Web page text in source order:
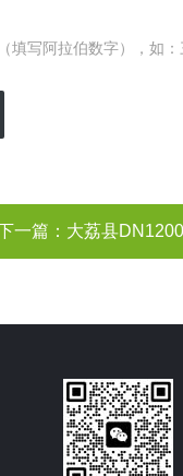
填写阿拉伯数字），如：
一篇： 大荔县DN1200塑套钢